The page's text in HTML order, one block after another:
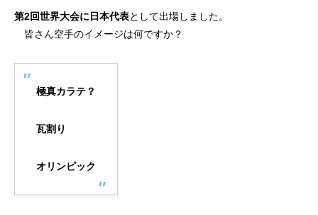
第2回世界大会に日本代表として出場しました。
皆さん空手のイメージは何ですか？
極真カラテ？
瓦割り
オリンピック